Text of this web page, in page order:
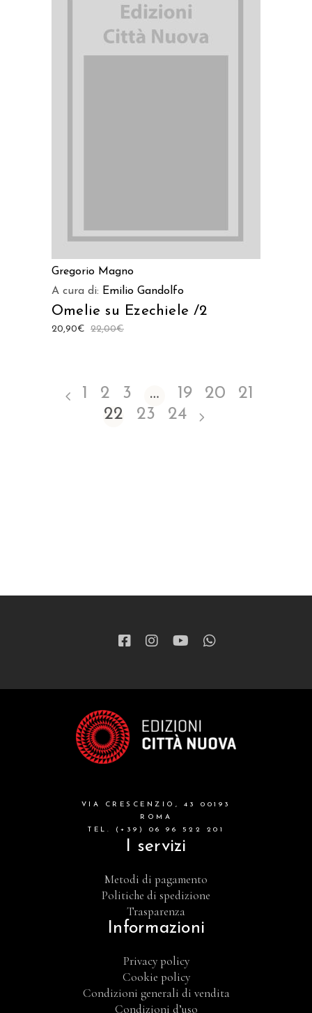
Gregorio Magno
A cura di: Emilio Gandolfo
Omelie su Ezechiele /2
22,00€
20,90€
1 2 3 … 19 20
21
22
23 24
VIA CRESCENZIO, 43 00193
ROMA
TEL. (+39) 06 96 522 201
I servizi
Metodi di pagamento
Politiche di spedizione
Trasparenza
Informazioni
Privacy policy
Cookie policy
Condizioni generali di vendita
Condizioni d’uso